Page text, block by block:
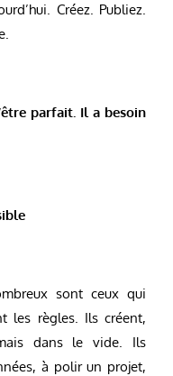
Créez. Publiez.
parfait. Il a besoin
sont ceux qui
les règles. Ils créent,
dans le vide. Ils
à polir un projet,